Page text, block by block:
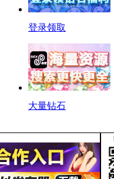
登录领取
大量钻石